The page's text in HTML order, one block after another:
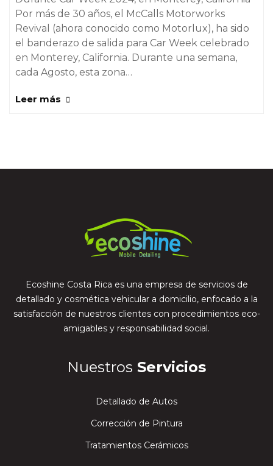
Por más de 30 años, el McCalls Motorworks
Revival (ahora conocido como Motorlux), ha sido
el banderazo de salida para Car Week celebrado
en Monterey, California. Durante una semana,
cada Agosto, esta zona…
Leer más
Ecoshine Costa Rica es una empresa de servicios de
detallado y cosmética vehicular a domicilio, enfocado a la
satisfacción de nuestros clientes con procedimientos eco-
amigables y responsabilidad social.
Nuestros Servicios
Detallado de Autos
Corrección de Pintura
Tratamientos Cerámicos